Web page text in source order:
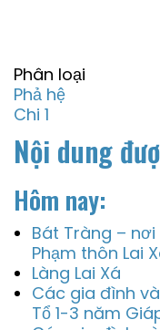
Phân loại
Phả hệ
Chi 1
Nội dung
Hôm nay:
Bát Tràng –
Phạm thôn Lai
Làng Lai Xá
Các gia đình
Tổ 1-3 năm